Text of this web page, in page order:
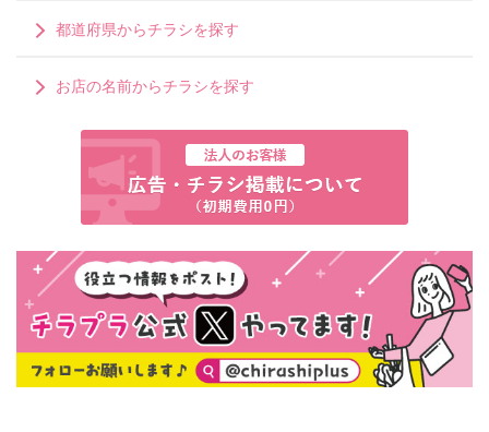
都道府県からチラシを探す
お店の名前からチラシを探す